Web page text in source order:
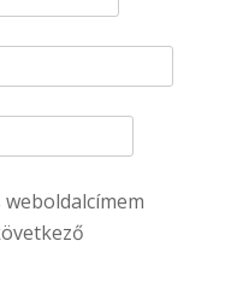
weboldalcímem